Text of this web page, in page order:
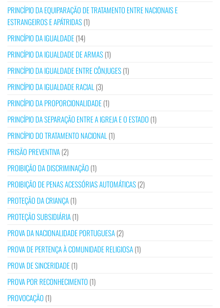
PRINCÍPIO DA EQUIPARAÇÃO DE TRATAMENTO ENTRE NACIONAIS E
ESTRANGEIROS E APÁTRIDAS(1)
PRINCÍPIO DA IGUALDADE(14)
PRINCÍPIO DA IGUALDADE DE ARMAS(1)
PRINCÍPIO DA IGUALDADE ENTRE CÔNJUGES(1)
PRINCÍPIO DA IGUALDADE RACIAL (3)
PRINCÍPIO DA PROPORCIONALIDADE(1)
PRINCÍPIO DA SEPARAÇÃO ENTRE A IGREJA E O ESTADO (1)
PRINCÍPIO DO TRATAMENTO NACIONAL (1)
PRISÃO PREVENTIVA(2)
PROIBIÇÃO DA DISCRIMINAÇÃO (1)
PROIBIÇÃO DE PENAS ACESSÓRIAS AUTOMÁTICAS(2)
PROTEÇÃO DA CRIANÇA(1)
PROTEÇÃO SUBSIDIÁRIA(1)
PROVA DA NACIONALIDADE PORTUGUESA(2)
PROVA DE PERTENÇA À COMUNIDADE RELIGIOSA(1)
PROVA DE SINCERIDADE(1)
PROVA POR RECONHECIMENTO (1)
PROVOCAÇÃO (1)